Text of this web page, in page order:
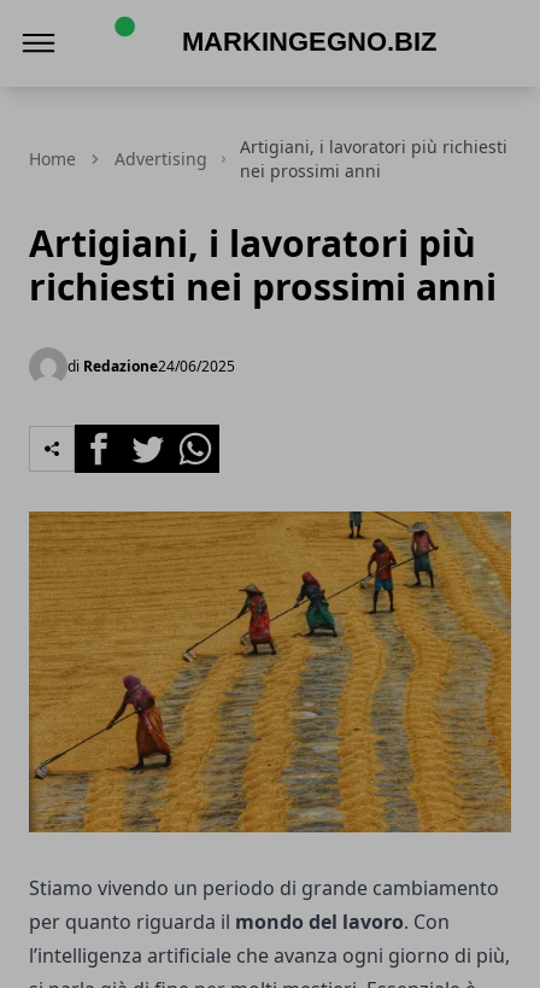
Home Advertising
Artigiani, i lavoratori più richiesti
nei prossimi anni
Artigiani, i lavoratori più
richiesti nei prossimi anni
di Redazione24/06/2025
FacebookTwitterWhatsapp
Stiamo vivendo un periodo di grande cambiamento
per quanto riguarda il mondo del lavoro. Con
l’intelligenza artificiale che avanza ogni giorno di più,